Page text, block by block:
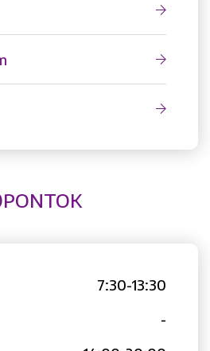
7:30-13:30
-